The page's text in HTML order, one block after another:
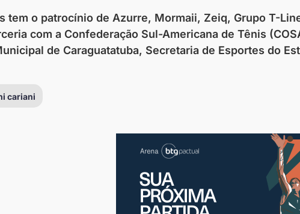
tem o patrocínio de Azurre, Mormaii, Zeiq, Grupo T-
com a Confederação Sul-Americana de Tênis
de Caraguatatuba, Secretaria de Esportes do
cariani